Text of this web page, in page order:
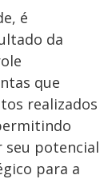
é
da
que
realizados
seu potencial
para a